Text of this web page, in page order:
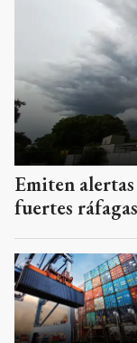
Emiten
fuertes